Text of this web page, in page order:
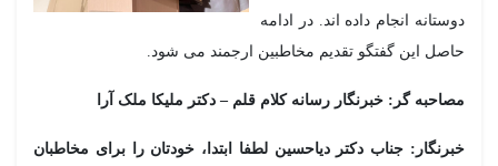
انجام داده اند. در ادامه
این گفتگو تقدیم مخاطبین ارجمند می شود.
گر: خبرنگار رسانه کلام قلم – دکتر ملیکا ملک آرا
جناب دکتر دیاحسین لطفا ابتدا، خودتان را برای مخاطبان